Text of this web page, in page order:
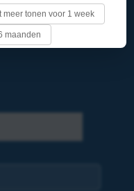
2026
meer tonen voor 1 week
maanden